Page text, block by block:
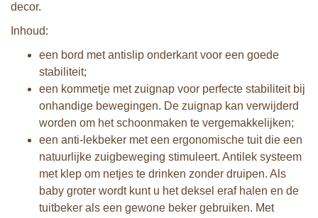
decor.
Inhoud:
een bord met antislip onderkant voor een goede
stabiliteit;
een kommetje met zuignap voor perfecte stabiliteit bij
onhandige bewegingen. De zuignap kan verwijderd
worden om het schoonmaken te vergemakkelijken;
een anti-lekbeker met een ergonomische tuit die een
natuurlijke zuigbeweging stimuleert. Antilek systeem
met klep om netjes te drinken zonder druipen. Als
baby groter wordt kunt u het deksel eraf halen en de
tuitbeker als een gewone beker gebruiken. Met